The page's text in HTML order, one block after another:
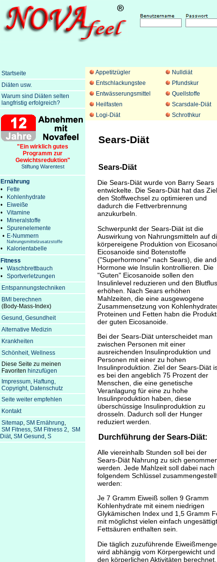
Appetitzügler
Nulldiät
Entschlackungstee
Pfundskur
Entwässerungsmittel
Quellstoffe
Heilfasten
Scarsdale-Diät
Logi-Diät
Schrothkur
Sears-Diät
Sears-Diät
Die Sears-Diät wurde von Barry Sears
entwickelte. Die Sears-Diät hat das Ziel
den Stoffwechsel zu optimieren und
dadurch die Fettverbrennung
anzukurbeln.
Schwerpunkt der Sears-Diät ist die
Auswirkung von Nahrungsmitteln auf
körpereigene Produktion von
Eicosanoide sind Botenstoffe
("Superhormone" nach Sears), die
Hormone wie Insulin kontrollieren. Die
"Guten" Eicosanoide sollen den
Insulinlevel reduzieren und den
erhöhen. Nach Sears erhöhen
Mahlzeiten, die eine ausgewogene
Zusammensetzung von
Proteinen und Fetten habn die
der guten Eicosanoide.
Bei der Sears-Diät unterscheidet man
zwischen Personen mit einer
ausreichenden Insulinproduktion und
Personen mit einer zu hohen
Insulinproduktion. Ziel der Sears-Diät
es bei den angeblich 75 Prozent der
Menschen, die eine genetische
Veranlagung für eine zu hohe
Insulinproduktion haben, diese
überschüssige Insulinproduktion zu
drosseln. Dadurch soll der Hunger
reduziert werden.
Durchführung der Sears-Diät:
Alle viereinhalb Stunden soll bei der
Sears-Diät Nahrung zu sich
werden. Jede Mahlzeit soll dabei nach
folgendem Schlüssel
werden:
Je 7 Gramm Eiweiß sollen 9 Gramm
Kohlenhydrate mit einem niedrigen
Glykämischen Index und 1,5 Gramm
mit möglichst vielen einfach
Fettsäuren enthalten sein.
Die täglich zuzuführende Eiweißmenge
wird abhängig vom Körpergewicht und
den körperlichen Aktivitäten berechnet.
Startseite
Diäten usw.
Warum sind Diäten selten
langfristig erfolgreich?
"Ein wirklich gutes
Programm zur
Gewichtsreduktion"
Stiftung Warentest
Ernährung
•
Fette
•
Kohlenhydrate
•
Eiweiße
•
Vitamine
•
Mineralstoffe
•
Spurenelemente
• E-Nummern
Nahrungsmittelzusatzstoffe
•
Kalorientabelle
Fitness
•
Waschbrettbauch
•
Sportverletzungen
Entspannungstechniken
BMI berechnen
(Body-Mass-Index)
Gesund, Gesundheit
Alternative Medizin
Krankheiten
Schönheit, Wellness
Diese Seite zu meinen
Favoriten hinzufügen
Impressum, Haftung,
Copyright, Datenschutz
Seite weiter empfehlen
Kontakt
Sitemap, SM Ernährung,
SM Fitness, SM Fitness 2, SM
Diät, SM Gesund , S